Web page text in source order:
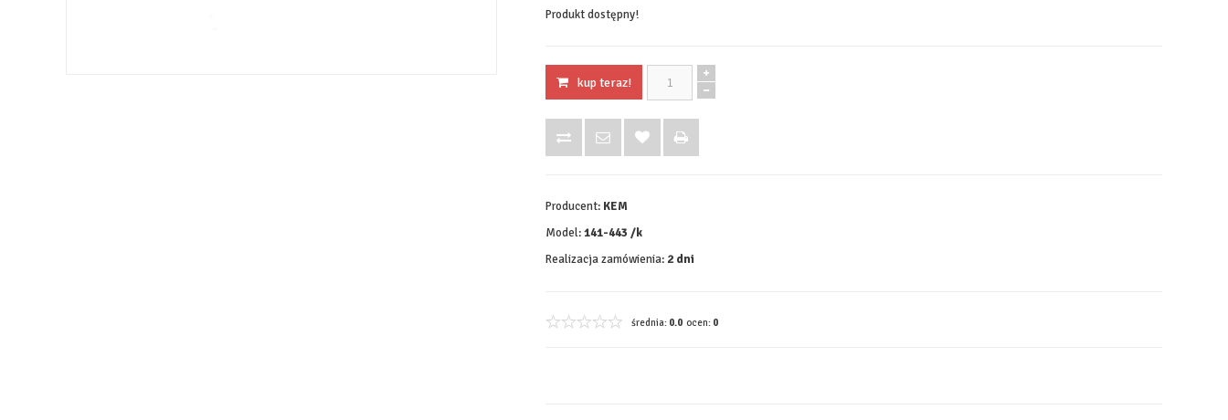
Produkt dostępny!
kup teraz!
Producent: KEM
Model:141-443 /k
Realizacja zamówienia: 2 dni
średnia: 0.0 ocen: 0